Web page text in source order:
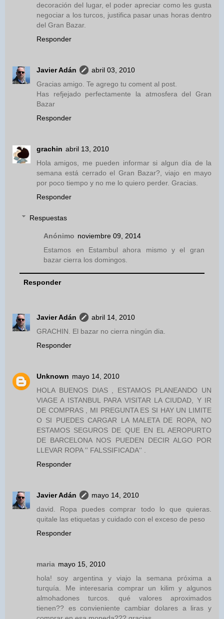
decoración del lugar, el poder apreciar como les gusta
negociar a los turcos, justifica pasar unas horas dentro
del Gran Bazar.
Responder
Javier Adán
abril 03, 2010
Gracias amigo. Te agrego tu coment al post.
Has refjejado perfectamente la atmosfera del Gran
Bazar
Responder
grachin abril 13, 2010
Hola amigos, me pueden informar si algun día de la
semana está cerrado el Gran Bazar?, viajo en mayo
por poco tiempo y no me lo quiero perder. Gracias.
Responder
Respuestas
Anónimo noviembre 09, 2014
Estamos en Estambul ahora mismo y el gran
bazar cierra los domingos.
Responder
Javier Adán
abril 14, 2010
GRACHIN. El bazar no cierra ningún dia.
Responder
Unknown mayo 14, 2010
HOLA BUENOS DIAS , ESTAMOS PLANEANDO UN
VIAGE A ISTANBUL PARA VISITAR LA CIUDAD, Y IR
DE COMPRAS , MI PREGUNTA ES SI HAY UN LIMITE
O SI PUEDES CARGAR LA MALETA DE ROPA, NO
ESTAMOS SEGUROS DE QUE EN EL AEROPURTO
DE BARCELONA NOS PUEDEN DECIR ALGO POR
LLEVAR ROPA '' FALSSIFICADA'' .
Responder
Javier Adán
mayo 14, 2010
david. Ropa puedes comprar todo lo que quieras.
quitale las etiquetas y cuidado con el exceso de peso
Responder
maria mayo 15, 2010
hola! soy argentina y viajo la semana próxima a
turquía. Me interesaria comprar un kilim y algunos
almohadones turcos. qué valores aproximados
tienen?? es convieniente cambiar dolares a liras y